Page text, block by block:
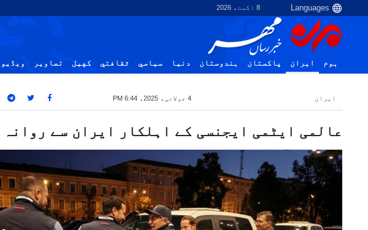
8 اگست، 2026
ہوم ایران پاکستان ہندوستان دنیا سياسي ثقافتي کهيل تصاوير ویڈیو
ایران 4 جولائی، 2025، 6:44 PM
عالمی ایٹمی ایجنسی کے اہلکار ایران سے روانہ